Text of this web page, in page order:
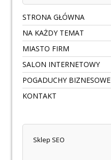
STRONA GŁÓWNA
NA KAŻDY TEMAT
MIASTO FIRM
SALON INTERNETOWY
POGADUCHY BIZNESOWE
KONTAKT
Sklep SEO